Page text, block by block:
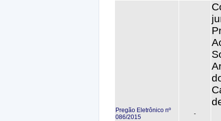
Pregão Eletrônico nº
086/2015
-